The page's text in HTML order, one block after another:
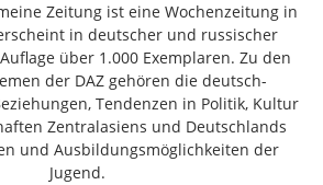
Zeitung ist eine Wochenzeitung in
in deutscher und russischer
über 1.000 Exemplaren. Zu den
der DAZ gehören die deutsch-
Tendenzen in Politik, Kultur
Zentralasiens und Deutschlands
und Ausbildungsmöglichkeiten der
Jugend.